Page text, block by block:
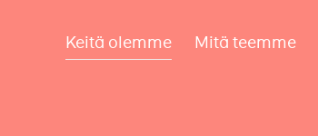
Keitä olemme Mitä teemme